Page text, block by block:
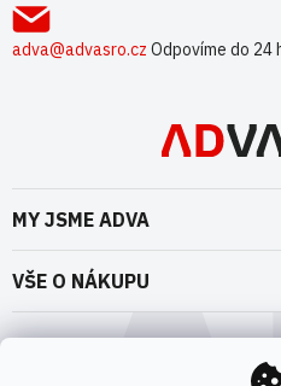
adva@advasro.cz Odpovíme do 24
MY JSME ADVA
O nás
Naše dokumenty
VŠE O NÁKUPU
Doprava a platba
VOP pro spotřebitele - fyzické